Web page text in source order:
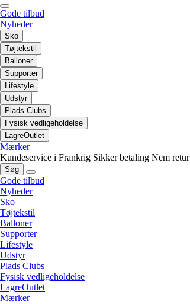
Gode tilbud
Nyheder
Sko
Tøjtekstil
Balloner
Supporter
Lifestyle
Udstyr
Plads Clubs
Fysisk vedligeholdelse
LagreOutlet
Mærker
Kundeservice i Frankrig Sikker betaling Nem retur
Søg
Gode tilbud
Nyheder
Sko
Tøjtekstil
Balloner
Supporter
Lifestyle
Udstyr
Plads Clubs
Fysisk vedligeholdelse
LagreOutlet
Mærker